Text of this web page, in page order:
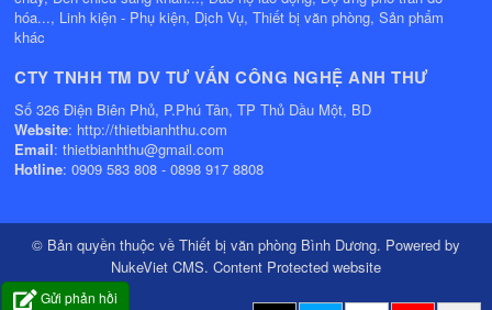
hóa..., Linh kiện - Phụ kiện, Dịch Vụ, Thiết bị văn phòng, Sản phẩm
khác
CTY TNHH TM DV TƯ VẤN CÔNG NGHỆ ANH THƯ
Số 326 Điện Biên Phủ, P.Phú Tân, TP Thủ Dầu Một, BD
Website: http://thietbianhthu.com
Email: thietbianhthu@gmail.com
Hotline: 0909 583 808 - 0898 917 8808
Gửi phản hồi
© Bản quyền thuộc về Thiết bị văn phòng Bình Dương. Powered by
NukeViet CMS. Content Protected website